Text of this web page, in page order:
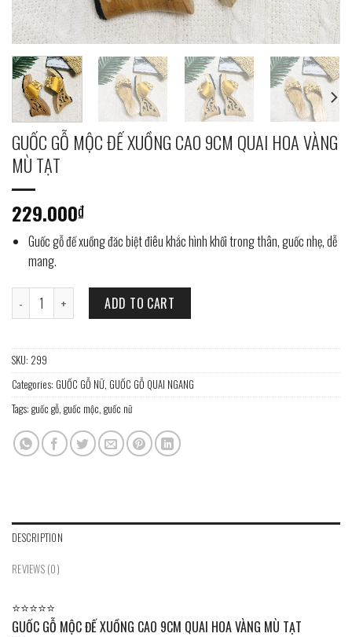
GUỐC GỖ MỘC ĐẾ XUỒNG CAO 9CM QUAI HOA VÀNG
MÙ TẠT
229.000₫
Guốc gỗ đế xuồng đăc biệt điêu khắc hình khối trong thân, guốc nhẹ, dễ
mang.
GUỐC GỖ MỘC ĐẾ XUỒNG CAO 9CM QUAI HOA VÀNG MÙ TẠT quantity
ADD TO CART
SKU: 299
Categories: GUỐC GỖ NỮ, GUỐC GỖ QUAI NGANG
Tags: guốc gỗ, guốc mộc, guốc nữ
DESCRIPTION
REVIEWS (0)
⭐⭐⭐⭐⭐
GUỐC GỖ MỘC ĐẾ XUỒNG CAO 9CM QUAI HOA VÀNG MÙ TẠT